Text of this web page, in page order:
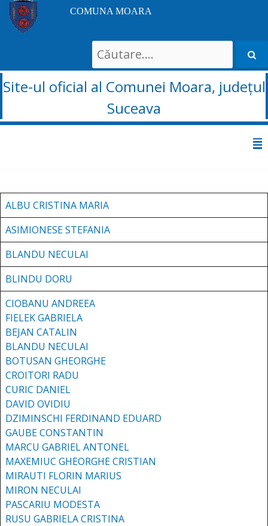
COMUNA MOARA
Search
for:
Site-ul oficial al Comunei Moara, județul
Suceava
ALBU CRISTINA MARIA
ASIMIONESE STEFANIA
BLANDU NECULAI
BLINDU DORU
CIOBANU ANDREEA
FIELEK GABRIELA
BEJAN CATALIN
BLANDU NECULAI
BOTUSAN GHEORGHE
CROITORI RADU
CURIC DANIEL
DAVID OVIDIU
DZIMINSCHI FERDINAND EDUARD
GAUBE CONSTANTIN
MARCU GABRIEL ANTONEL
MAXEMIUC GHEORGHE CRISTIAN
MIRAUTI FLORIN MARIUS
MIRON NECULAI
PASCARIU MODESTA
RUSU GABRIELA CRISTINA